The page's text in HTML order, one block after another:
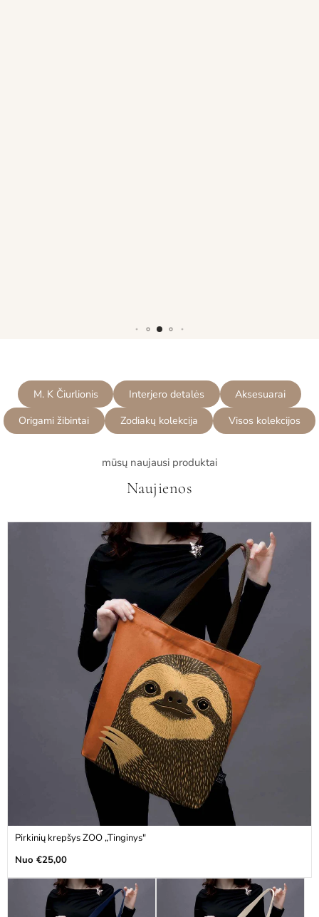
M. K Čiurlionis Interjero detalės
Aksesuarai
Origami žibintai
Zodiakų kolekcija Visos kolekcijos
mūsų naujausi produktai
Naujienos
Pirkinių krepšys ZOO „Tinginys"
Įprasta
Nuo €25,00